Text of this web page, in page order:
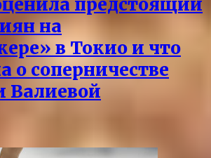
предстоящий
на
в Токио и что
о соперничестве
Валиевой